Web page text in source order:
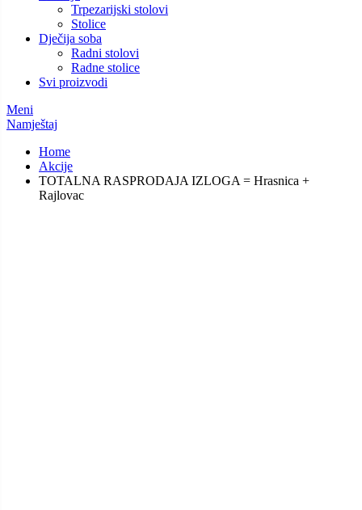
Trpezarijski stolovi
Stolice
Dječija soba
Radni stolovi
Radne stolice
Svi proizvodi
Meni
Namještaj
Home
Akcije
TOTALNA RASPRODAJA IZLOGA = Hrasnica +
Rajlovac